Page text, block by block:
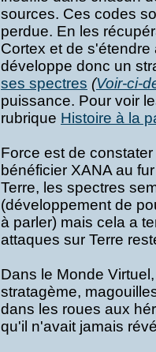
sources. Ces codes
perdue. En les
Cortex et de
développe donc un
ses spectres (Voir-ci-
puissance. Pour voir
rubrique Histoire à la
Force est de
bénéficier XANA au
Terre, les spectres
(développement de
à parler) mais cela a
attaques sur Terre
Dans le Monde
stratagème,
dans les roues aux
qu'il n'avait jamais